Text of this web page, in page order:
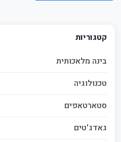
קטגוריות
בינה מלאכותית
טכנולוגיה
סטארטאפים
גאדג'טים